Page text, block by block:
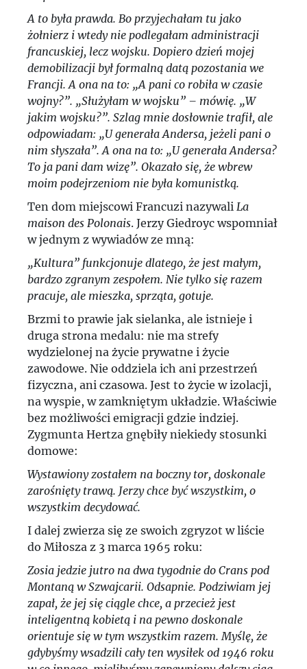
A to była prawda. Bo przyjechałam tu jako
żołnierz i wtedy nie podlegałam administracji
francuskiej, lecz wojsku. Dopiero dzień mojej
demobilizacji był formalną datą pozostania we
Francji. A ona na to: „A pani co robiła w czasie
wojny?”. „Służyłam w wojsku” – mówię. „W
jakim wojsku?”. Szlag mnie dosłownie trafił, ale
odpowiadam: „U generała Andersa, jeżeli pani o
nim słyszała”. A ona na to: „U generała Andersa?
To ja pani dam wizę”. Okazało się, że wbrew
moim podejrzeniom nie była komunistką.
Ten dom miejscowi Francuzi nazywali La
maison des Polonais. Jerzy Giedroyc wspomniał
w jednym z wywiadów ze mną:
„Kultura” funkcjonuje dlatego, że jest małym,
bardzo zgranym zespołem. Nie tylko się razem
pracuje, ale mieszka, sprząta, gotuje.
Brzmi to prawie jak sielanka, ale istnieje i
druga strona medalu: nie ma strefy
wydzielonej na życie prywatne i życie
zawodowe. Nie oddziela ich ani przestrzeń
fizyczna, ani czasowa. Jest to życie w izolacji,
na wyspie, w zamkniętym układzie. Właściwie
bez możliwości emigracji gdzie indziej.
Zygmunta Hertza gnębiły niekiedy stosunki
domowe:
Wystawiony zostałem na boczny tor, doskonale
zarośnięty trawą. Jerzy chce być wszystkim, o
wszystkim decydować.
I dalej zwierza się ze swoich zgryzot w liście
do Miłosza z 3 marca 1965 roku:
Zosia jedzie jutro na dwa tygodnie do Crans pod
Montaną w Szwajcarii. Odsapnie. Podziwiam jej
zapał, że jej się ciągle chce, a przecież jest
inteligentną kobietą i na pewno doskonale
orientuje się w tym wszystkim razem. Myślę, że
gdybyśmy wsadzili cały ten wysiłek od 1946 roku